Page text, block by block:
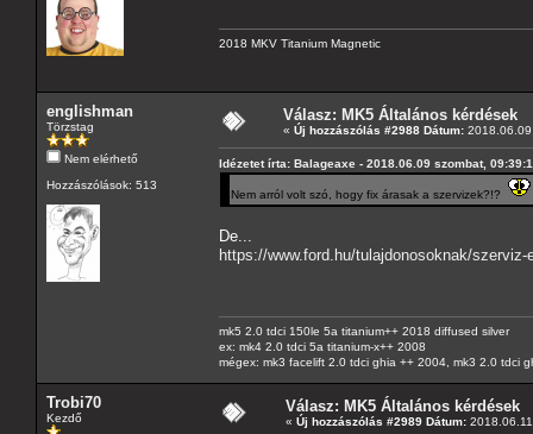
2018 MKV Titanium Magnetic
englishman
Törzstag
Nem elérhető
Hozzászólások: 513
Válasz: MK5 Általános kérdések
« Új hozzászólás #2988 Dátum:
Idézetet írta: Balageaxe - 2018.06.09 szombat,
Nem arról volt szó, hogy fix árasak a szervizek?!?
De...
https://www.ford.hu/tulajdonosoknak/
mk5 2.0 tdci 150le 5a titanium++ 2018 diffused silver
ex: mk4 2.0 tdci 5a titanium-x++ 2008
mégex: mk3 facelift 2.0 tdci ghia ++ 2004, mk3 2.0 tdci
Trobi70
Kezdő
Válasz: MK5 Általános kérdések
« Új hozzászólás #2989 Dátum: